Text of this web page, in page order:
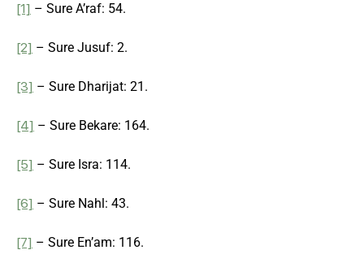
[1] – Sure A’raf: 54.
[2] – Sure Jusuf: 2.
[3] – Sure Dharijat: 21.
[4] – Sure Bekare: 164.
[5] – Sure Isra: 114.
[6] – Sure Nahl: 43.
[7] – Sure En’am: 116.